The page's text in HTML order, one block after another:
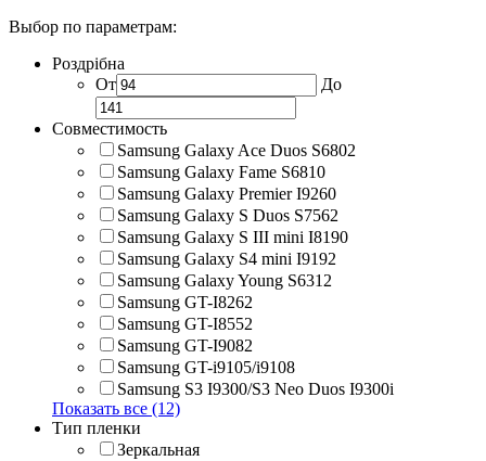
Выбор по параметрам:
Роздрібна
От
До
Совместимость
Samsung Galaxy Ace Duos S6802
Samsung Galaxy Fame S6810
Samsung Galaxy Premier I9260
Samsung Galaxy S Duos S7562
Samsung Galaxy S III mini I8190
Samsung Galaxy S4 mini I9192
Samsung Galaxy Young S6312
Samsung GT-I8262
Samsung GT-I8552
Samsung GT-I9082
Samsung GT-i9105/i9108
Samsung S3 I9300/S3 Neo Duos I9300i
Показать все (12)
Тип пленки
Зеркальная